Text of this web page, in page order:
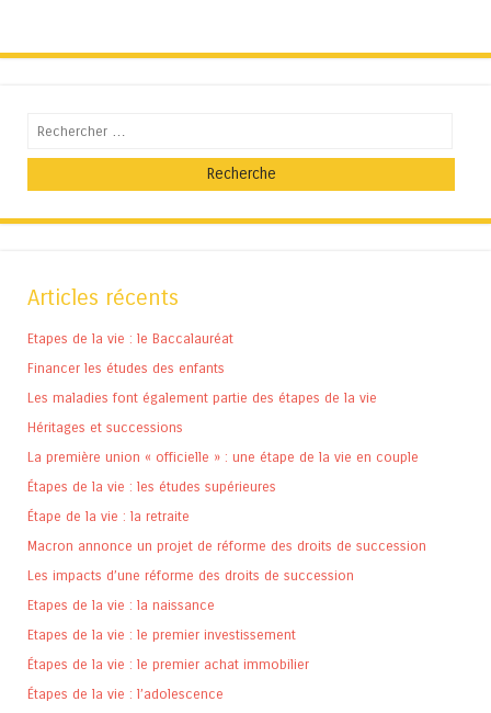
Recherche
Articles récents
Etapes de la vie : le Baccalauréat
Financer les études des enfants
Les maladies font également partie des étapes de la vie
Héritages et successions
La première union « officielle » : une étape de la vie en couple
Étapes de la vie : les études supérieures
Étape de la vie : la retraite
Macron annonce un projet de réforme des droits de succession
Les impacts d’une réforme des droits de succession
Etapes de la vie : la naissance
Etapes de la vie : le premier investissement
Étapes de la vie : le premier achat immobilier
Étapes de la vie : l’adolescence